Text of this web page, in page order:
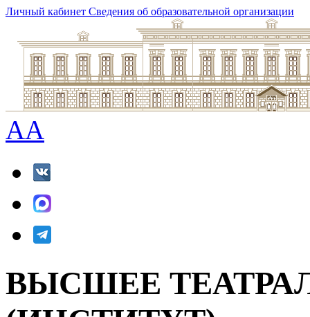
Личный кабинет Сведения об образовательной организации
AA
ВЫСШЕЕ